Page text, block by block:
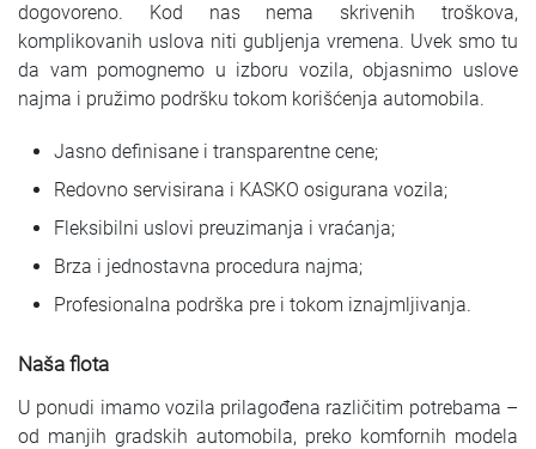
dogovoreno. Kod nas nema skrivenih troškova,
komplikovanih uslova niti gubljenja vremena. Uvek smo tu
da vam pomognemo u izboru vozila, objasnimo uslove
najma i pružimo podršku tokom korišćenja automobila.
Jasno definisane i transparentne cene;
Redovno servisirana i KASKO osigurana vozila;
Fleksibilni uslovi preuzimanja i vraćanja;
Brza i jednostavna procedura najma;
Profesionalna podrška pre i tokom iznajmljivanja.
Naša flota
U ponudi imamo vozila prilagođena različitim potrebama –
od manjih gradskih automobila, preko komfornih modela